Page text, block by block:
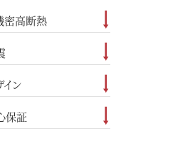
密高断熱
イン
保証